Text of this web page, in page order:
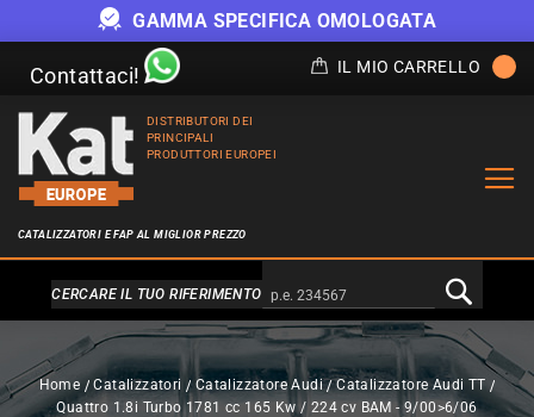
GAMMA SPECIFICA OMOLOGATA
Contattaci! IL MIO CARRELLO
DISTRIBUTORI DEI
PRINCIPALI
PRODUTTORI EUROPEI
CATALIZZATORI E FAP AL MIGLIOR PREZZO
Alternativa a Doofinder
CERCARE IL TUO RIFERIMENTO
Home Catalizzatori Catalizzatore Audi
Catalizzatore Audi TT
Quattro 1.8i Turbo 1781 cc 165 Kw / 224 cv BAM - 9/00>6/06